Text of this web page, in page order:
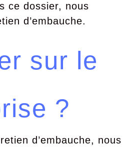
ce dossier, nous
d’embauche.
sur le
?
d’embauche, nous